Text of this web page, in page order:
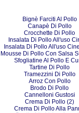
Bignè Farciti Al Pollo
Canapè Di Pollo
Crocchette Di Pollo
Insalata Di Pollo All'uso
Insalata Di Pollo All'uso
Mousse Di Pollo Con Salsa
Sfogliatine Al Pollo E
Tartine Di Pollo
Tramezzini Di Pollo
Arroz Con Pollo
Brodo Di Pollo
Cannelloni Gustosi
Crema Di Pollo (2)
Crema Di Pollo Alla